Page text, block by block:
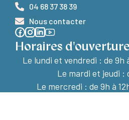
04 68 37 38 39
Nous contacter
Horaires d'ouverture
Le lundi et vendredi : de 9h
Le mardi et jeudi :
Le mercredi : de 9h à